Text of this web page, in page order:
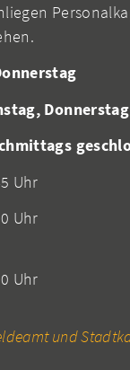
Donnerstag
Uhr
Uhr
Uhr
und